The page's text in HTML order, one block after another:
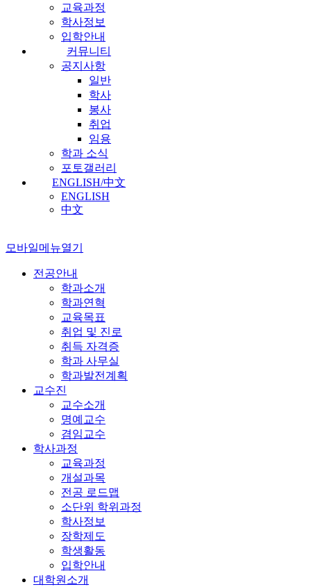
교육과정
학사정보
입학안내
커뮤니티
공지사항
일반
학사
봉사
취업
임용
학과 소식
포토갤러리
ENGLISH/中文
ENGLISH
中文
모바일메뉴열기
전공안내
학과소개
학과연혁
교육목표
취업 및 진로
취득 자격증
학과 사무실
학과발전계획
교수진
교수소개
명예교수
겸임교수
학사과정
교육과정
개설과목
전공 로드맵
소단위 학위과정
학사정보
장학제도
학생활동
입학안내
대학원소개